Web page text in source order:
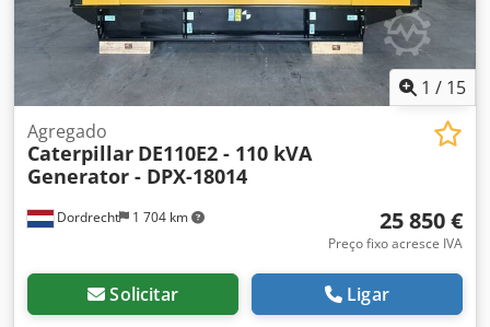
1 / 15
Dordrecht 1 704 km
Agregado
Caterpillar DE110E2 - 110 kVA
Generator - DPX-18014
25 850 €
Preço fixo acresce IVA
Solicitar Ligar